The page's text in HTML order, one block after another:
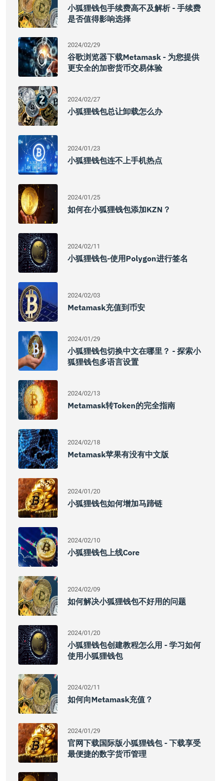
小狐狸钱包手续费高不及解析 - 手续费
是否值得影响选择
2024/02/29
谷歌浏览器下载metamask - 为您提供
更安全的加密货币交易体验
2024/02/27
小狐狸钱包总让卸载怎么办
2024/01/23
小狐狸钱包连不上手机热点
2024/01/25
如何在小狐狸钱包添加KZN？
2024/02/11
小狐狸钱包-使用Polygon进行签名
2024/02/03
Metamask充值到币安
2024/01/29
小狐狸钱包切换中文在哪里？ - 探索小
狐狸钱包多语言设置
2024/02/13
Metamask转Token的完全指南
2024/02/18
Metamask苹果有没有中文版
2024/01/20
小狐狸钱包如何增加马蹄链
2024/02/10
小狐狸钱包上线core
2024/02/09
如何解决小狐狸钱包不好用的问题
2024/01/20
小狐狸钱包创建教程怎么用 - 学习如何
使用小狐狸钱包
2024/02/11
如何向Metamask充值？
2024/01/29
官网下载国际版小狐狸钱包 - 下载享受
最便捷的数字货币管理